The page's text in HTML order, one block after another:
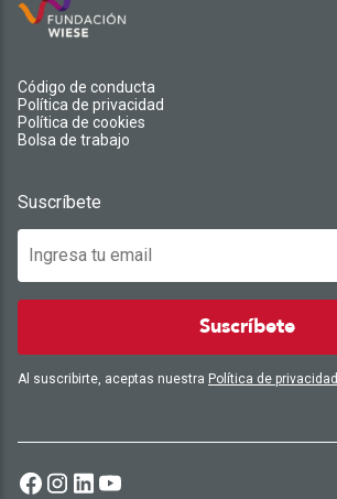
Código de conducta
Política de privacidad
Política de cookies
Bolsa de trabajo
Suscríbete
Suscríbete
Al suscribirte, aceptas nuestra Política de privacidad